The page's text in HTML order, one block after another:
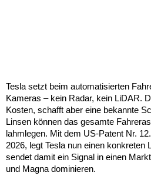
Tesla setzt beim automatisierten
Kameras – kein Radar, kein LiDAR.
Kosten, schafft aber eine bekannte
Linsen können das gesamte
lahmlegen. Mit dem US-Patent Nr.
2026, legt Tesla nun einen konkreten
sendet damit ein Signal in einen
und Magna dominieren.